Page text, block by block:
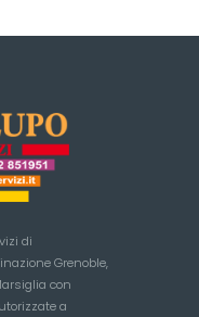
di
Grenoble,
con
a